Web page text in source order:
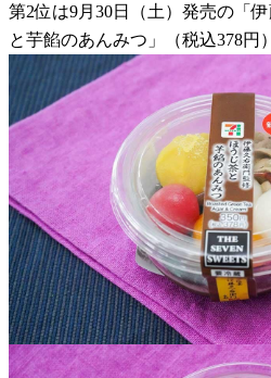
第2位は9月30日（土）発売の「
と芋餡のあんみつ」（税込378円